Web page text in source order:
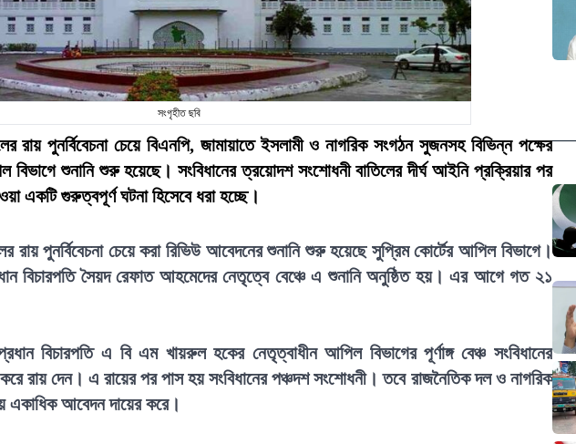
সংগৃহীত ছবি
রায় পুনর্বিবেচনা চেয়ে বিএনপি, জামায়াতে ইসলামী ও নাগরিক সংগঠন সুজনসহ বিভিন্ন পক্ষের
বিভাগে শুনানি শুরু হয়েছে। সংবিধানের ত্রয়োদশ সংশোধনী বাতিলের দীর্ঘ আইনি প্রক্রিয়ার পর
একটি গুরুত্বপূর্ণ ঘটনা হিসেবে ধরা হচ্ছে।
রায় পুনর্বিবেচনা চেয়ে করা রিভিউ আবেদনের শুনানি শুরু হয়েছে সুপ্রিম কোর্টের আপিল বিভাগে।
বিচারপতি সৈয়দ রেফাত আহমেদের নেতৃত্বে বেঞ্চে এ শুনানি অনুষ্ঠিত হয়। এর আগে গত ২১
বিচারপতি এ বি এম খায়রুল হকের নেতৃত্বাধীন আপিল বিভাগের পূর্ণাঙ্গ বেঞ্চ সংবিধানের
রায় দেন। এ রায়ের পর পাস হয় সংবিধানের পঞ্চদশ সংশোধনী। তবে রাজনৈতিক দল ও নাগরিক
একাধিক আবেদন দায়ের করে।